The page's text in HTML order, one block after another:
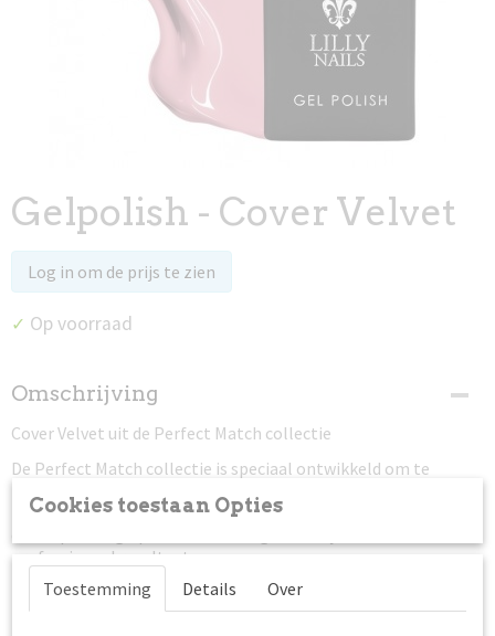
Gelpolish - Cover Velvet
Log in om de prijs te zien
✓ Op voorraad
Omschrijving
Cover Velvet uit de Perfect Match collectie
De Perfect Match collectie is speciaal ontwikkeld om te
Perfect om te egaliseren, strakke French manicures te creëren
professioneel resultaat.
Meer informatie:
Cookies toestaan Opties
Toestemming Details Over